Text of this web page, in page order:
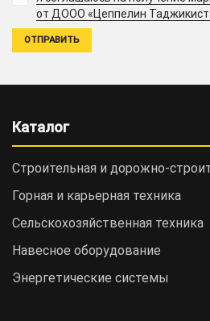
от ДООО «Цеппелин
Каталог
Строительная и дорожно-
Горная и карьерная техника
Сельскохозяйственная техника
Навесное оборудование
Энергетические системы